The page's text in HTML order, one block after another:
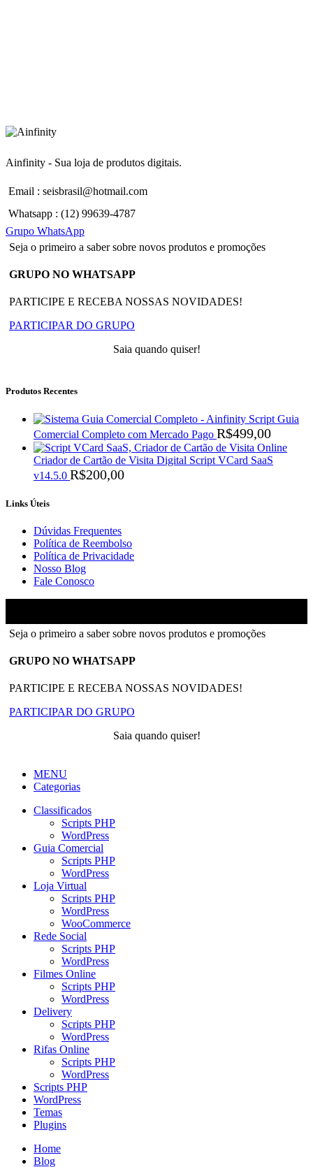
Ainfinity - Sua loja de produtos digitais.
Email : seisbrasil@hotmail.com
Whatsapp : (12) 99639-4787
Grupo WhatsApp
Seja o primeiro a saber sobre novos produtos e promoções
GRUPO NO WHATSAPP
PARTICIPE E RECEBA NOSSAS NOVIDADES!
PARTICIPAR DO GRUPO
Saia quando quiser!
Produtos Recentes
Script Guia
Comercial Completo com Mercado Pago R$499,00
Criador de Cartão de Visita Digital Script VCard SaaS
v14.5.0 R$200,00
Links Úteis
Dúvidas Frequentes
Política de Reembolso
Política de Privacidade
Nosso Blog
Fale Conosco
Seja o primeiro a saber sobre novos produtos e promoções
GRUPO NO WHATSAPP
PARTICIPE E RECEBA NOSSAS NOVIDADES!
PARTICIPAR DO GRUPO
Saia quando quiser!
MENU
Categorias
Classificados
Scripts PHP
WordPress
Guia Comercial
Scripts PHP
WordPress
Loja Virtual
Scripts PHP
WordPress
WooCommerce
Rede Social
Scripts PHP
WordPress
Filmes Online
Scripts PHP
WordPress
Delivery
Scripts PHP
WordPress
Rifas Online
Scripts PHP
WordPress
Scripts PHP
WordPress
Temas
Plugins
Home
Blog